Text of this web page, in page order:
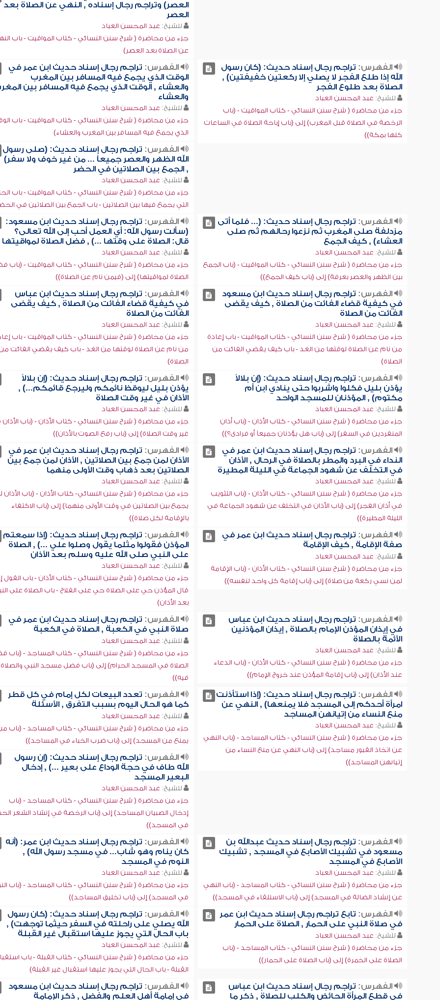
العصر) وتراجم رجال إسناده , النهي عن الصلاة بعد
العصر
للشيخ: عبد المحسن العباد
جزء من محاضرة ( شرح سنن النسائي - كتاب المواقيت - باب
عن الصلاة بعد العصر)
الفهرس: تراجم رجال إسناد حديث: (كان رسول
الله إذا طلع الفجر لا يصلي إلا ركعتين خفيفتين) ,
الصلاة بعد طلوع الفجر
للشيخ: عبد المحسن العباد
جزء من محاضرة ( شرح سنن النسائي - كتاب المواقيت - (باب
الرخصة في الصلاة قبل المغرب) إلى (باب إباحة الصلاة في الساعات
كلها بمكة))
الفهرس: تراجم رجال إسناد حديث ابن عمر في
الوقت الذي يجمع فيه المسافر بين المغرب
والعشاء , الوقت الذي يجمع فيه المسافر بين
والعشاء
للشيخ: عبد المحسن العباد
جزء من محاضرة ( شرح سنن النسائي - كتاب المواقيت - باب
الذي يجمع فيه المسافر بين المغرب والعشاء)
الفهرس: تراجم رجال إسناد حديث: (صلى رسول
الله الظهر والعصر جميعاً ... من غير خوف ولا سفر)
, الجمع بين الصلاتين في الحضر
للشيخ: عبد المحسن العباد
جزء من محاضرة ( شرح سنن النسائي - كتاب المواقيت - باب
التي يجمع فيها بين الصلاتين - باب الجمع بين الصلاتين في
الفهرس: تراجم رجال إسناد حديث: (... فلما أتى
مزدلفة صلى المغرب ثم نزعوا رحالهم ثم صلى
العشاء) , كيف الجمع
للشيخ: عبد المحسن العباد
جزء من محاضرة ( شرح سنن النسائي - كتاب المواقيت - (باب الجمع
بين الظهر والعصر بعرفة) إلى (باب كيف الجمع))
الفهرس: تراجم رجال إسناد حديث ابن مسعود:
(سألت رسول الله: أي العمل أحب إلى الله تعالى؟
قال: الصلاة على وقتها ...) , فضل الصلاة لمواقيتها
للشيخ: عبد المحسن العباد
جزء من محاضرة ( شرح سنن النسائي - كتاب المواقيت - (باب
الصلاة لمواقيتها) إلى (فيمن نام عن الصلاة))
الفهرس: تراجم رجال إسناد حديث ابن مسعود
في كيفية قضاء الفائت من الصلاة , كيف يقضى
الفائت من الصلاة
للشيخ: عبد المحسن العباد
جزء من محاضرة ( شرح سنن النسائي - كتاب المواقيت - باب إعادة
من نام عن الصلاة لوقتها من الغد - باب كيف يقضي الفائت من
الصلاة)
الفهرس: تراجم رجال إسناد حديث ابن عباس
في كيفية قضاء الفائت من الصلاة , كيف يقضى
الفائت من الصلاة
للشيخ: عبد المحسن العباد
جزء من محاضرة ( شرح سنن النسائي - كتاب المواقيت - باب
من نام عن الصلاة لوقتها من الغد - باب كيف يقضي الفائت
الصلاة)
الفهرس: تراجم رجال إسناد حديث: (إن بلالاً
يؤذن بليل فكلوا واشربوا حتى ينادي ابن أم
مكتوم) , المؤذنان للمسجد الواحد
للشيخ: عبد المحسن العباد
جزء من محاضرة ( شرح سنن النسائي - كتاب الأذان - (باب أذان
المنفردين في السفر) إلى (باب هل يؤذنان جميعاً أو فرادى؟))
الفهرس: تراجم رجال إسناد حديث: (إن بلالاً
يؤذن بليل ليوقظ نائمكم وليرجع قائمكم...) ,
الأذان في غير وقت الصلاة
للشيخ: عبد المحسن العباد
جزء من محاضرة ( شرح سنن النسائي - كتاب الأذان - (باب
غير وقت الصلاة) إلى (باب رفع الصوت بالأذان))
الفهرس: تراجم رجال إسناد حديث ابن عمر في
النداء في البرد والمطر بالصلاة في الرحال , الأذان
في التخلف عن شهود الجماعة في الليلة المطيرة
للشيخ: عبد المحسن العباد
جزء من محاضرة ( شرح سنن النسائي - كتاب الأذان - (باب التثويب
في أذان الفجر) إلى (باب الأذان في التخلف عن شهود الجماعة في
الليلة المطيرة))
الفهرس: تراجم رجال إسناد حديث ابن عمر في
الأذان لمن جمع بين الصلاتين , الأذان لمن جمع بين
الصلاتين بعد ذهاب وقت الأولى منهما
للشيخ: عبد المحسن العباد
جزء من محاضرة ( شرح سنن النسائي- كتاب الأذان - (باب الأذان
يجمع بين الصلاتين في وقت الأولى منهما) إلى (باب الاكتفاء
بالإقامة لكل صلاة))
الفهرس: تراجم رجال إسناد حديث ابن عمر في
صفة الإقامة , كيف الإقامة
للشيخ: عبد المحسن العباد
جزء من محاضرة ( شرح سنن النسائي - كتاب الأذان - (باب الإقامة
لمن نسي ركعة من صلاة) إلى (باب إقامة كل واحد لنفسه))
الفهرس: تراجم رجال إسناد حديث: (إذا سمعتم
المؤذن فقولوا مثلما يقول وصلوا علي ...) , الصلاة
على النبي صلى الله عليه وسلم بعد الأذان
للشيخ: عبد المحسن العباد
جزء من محاضرة ( شرح سنن النسائي - كتاب الأذان - باب القول
قال المؤذن حي على الصلاة حي على الفلاح - باب الصلاة على
بعد الأذان)
الفهرس: تراجم رجال إسناد حديث ابن عباس
في إيذان المؤذن الإمام بالصلاة , إيذان المؤذنين
الأئمة بالصلاة
للشيخ: عبد المحسن العباد
جزء من محاضرة ( شرح سنن النسائي - كتاب الأذان - (باب الدعاء
عند الأذان) إلى (باب إقامة المؤذن عند خروج الإمام))
الفهرس: تراجم رجال إسناد حديث ابن عمر في
صلاة النبي في الكعبة , الصلاة في الكعبة
للشيخ: عبد المحسن العباد
جزء من محاضرة ( شرح سنن النسائي - كتاب المساجد - (باب
الصلاة في المسجد الحرام) إلى (باب فضل مسجد النبي والصلاة
فيه))
الفهرس: تراجم رجال إسناد حديث: (إذا استأذنت
امرأة أحدكم إلى المسجد فلا يمنعها) , النهي عن
منع النساء من إتيانهن المساجد
للشيخ: عبد المحسن العباد
جزء من محاضرة ( شرح سنن النسائي - كتاب المساجد - (باب النهي
عن اتخاذ القبور مساجد) إلى (باب النهي عن منع النساء من
إتيانهن المساجد))
الفهرس: تعدد البيعات لكل إمام في كل قطر
كما هو الحال اليوم بسبب التفرق , الأسئلة
للشيخ: عبد المحسن العباد
جزء من محاضرة ( شرح سنن النسائي - كتاب المساجد - (باب
يمنع من المسجد) إلى (باب ضرب الخباء في المساجد))
الفهرس: تراجم رجال إسناد حديث: (إن رسول
الله طاف في حجة الوداع على بعير ...) , إدخال
البعير المسجد
للشيخ: عبد المحسن العباد
جزء من محاضرة ( شرح سنن النسائي - كتاب المساجد - (باب
إدخال الصبيان المساجد) إلى (باب الرخصة في إنشاد الشعر
في المسجد))
الفهرس: تراجم رجال إسناد حديث عبدالله بن
مسعود في تشبيك الأصابع في المسجد , تشبيك
الأصابع في المسجد
للشيخ: عبد المحسن العباد
جزء من محاضرة ( شرح سنن النسائي - كتاب المساجد - (باب النهي
عن إنشاد الضالة في المسجد) إلى (باب الاستلقاء في المسجد))
الفهرس: تراجم رجال إسناد حديث ابن عمر: (أنه
كان ينام وهو شاب... في مسجد رسول الله) ,
النوم في المسجد
للشيخ: عبد المحسن العباد
جزء من محاضرة ( شرح سنن النسائي - كتاب المساجد - (باب
في المسجد) إلى (باب تخليق المساجد))
الفهرس: تابع تراجم رجال إسناد حديث ابن عمر
في صلاة النبي على الحمار , الصلاة على الحمار
للشيخ: عبد المحسن العباد
جزء من محاضرة ( شرح سنن النسائي - كتاب المساجد - (باب
الصلاة على الخمرة) إلى (باب الصلاة على الحمار))
الفهرس: تراجم رجال إسناد حديث: (كان رسول
الله يصلي على راحلته في السفر حيثما توجهت) ,
باب الحال التي يجوز عليها استقبال غير القبلة
للشيخ: عبد المحسن العباد
جزء من محاضرة ( شرح سنن النسائي - كتاب القبلة - باب
القبلة - باب الحال التي يجوز عليها استقبال غير القبلة)
الفهرس: تراجم رجال إسناد حديث ابن عباس
في قطع المرأة الحائض والكلب للصلاة , ذكر ما
الفهرس: تراجم رجال إسناد حديث ابن مسعود
في إمامة أهل العلم والفضل , ذكر الإمامة